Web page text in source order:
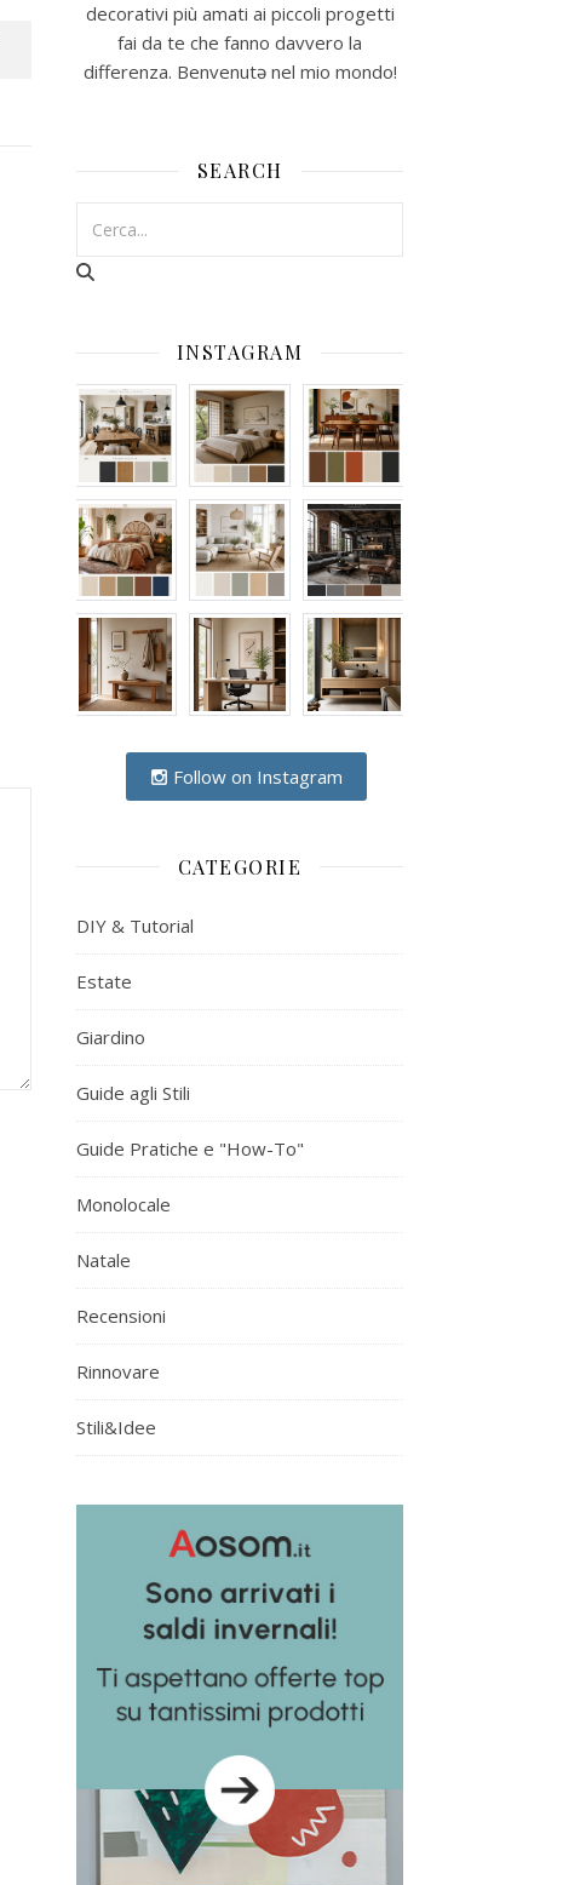
decorativi più amati ai piccoli progetti
fai da te che fanno davvero la
differenza. Benvenutə nel mio mondo!
SEARCH
INSTAGRAM
Follow on Instagram
CATEGORIE
DIY & Tutorial
Estate
Giardino
Guide agli Stili
Guide Pratiche e "How-To"
Monolocale
Natale
Recensioni
Rinnovare
Stili&Idee